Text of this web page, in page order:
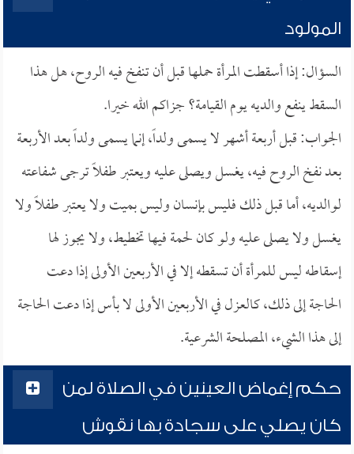
المولود
السؤال: إذا أسقطت المرأة حملها قبل أن تنفخ فيه الروح، هل هذا
السقط ينفع والديه يوم القيامة؟ جزاكم الله خيرا.
الجواب: قبل أربعة أشهر لا يسمى ولداً، إنما يسمى ولداً بعد الأربعة
بعد نفخ الروح فيه، يغسل ويصلى عليه ويعتبر طفلاً ترجى شفاعته
لوالديه، أما قبل ذلك فليس بإنسان وليس بميت ولا يعتبر طفلاً ولا
يغسل ولا يصلى عليه ولو كان لحمة فيها تخطيط، ولا يجوز لها
إسقاطه ليس للمرأة أن تسقطه إلا في الأربعين الأولى إذا دعت
الحاجة إلى ذلك، كالعزل في الأربعين الأولى لا بأس إذا دعت الحاجة
إلى هذا الشيء، المصلحة الشرعية.
حكم إغماض العينين في الصلاة لمن
كان يصلي على سجادة بها نقوش